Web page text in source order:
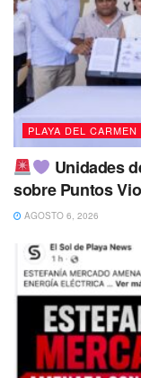
PLAYA DEL CARMEN
Unidades
sobre Puntos
AGOSTO 6, 2026